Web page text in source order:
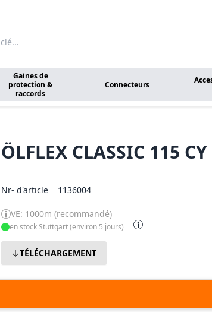
Gaines de
protection &
raccords
Connecteurs
ÖLFLEX CLASSIC 115
Nr- d'article 1136004
VE: 1000m (recommandé)
en stock Stuttgart (environ 5 jours)
TÉLÉCHARGEMENT